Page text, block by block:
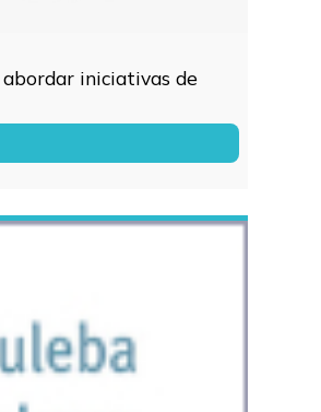
iniciativas de